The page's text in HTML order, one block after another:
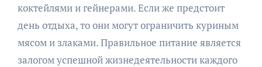
коктейлями и гейнерами. Если же предстоит
день отдыха, то они могут ограничить куриным
мясом и злаками. Правильное питание является
залогом успешной жизнедеятельности каждого